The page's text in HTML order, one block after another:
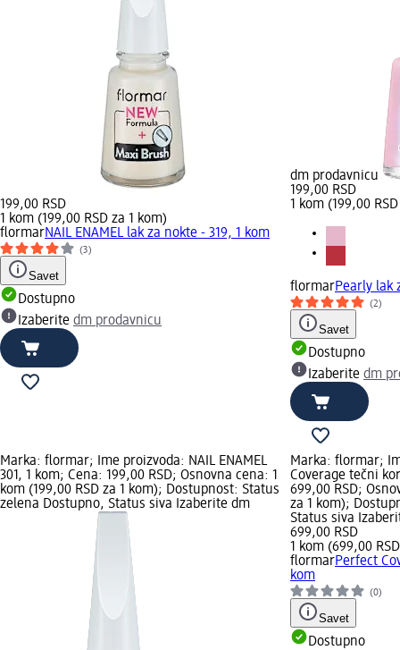
199,00 RSD
1 kom (199,00 RSD za 1 kom)
flormarNAIL ENAMEL lak za nokte - 319, 1 kom
(3)
Savet
Dostupno
Izaberite dm prodavnicu
dm prodavnicu
199,00 RSD
1 kom (199,00
flormarPearly lak
(2)
Savet
Dostupno
Izaberite dm
Marka: flormar; Ime proizvoda: NAIL ENAMEL
301, 1 kom; Cena: 199,00 RSD; Osnovna cena: 1
kom (199,00 RSD za 1 kom); Dostupnost: Status
zelena Dostupno, Status siva Izaberite dm
Marka: flormar;
Coverage tečni
699,00 RSD;
za 1 kom);
Status siva
699,00 RSD
1 kom (699,00
flormarPerfect
kom
(0)
Savet
Dostupno